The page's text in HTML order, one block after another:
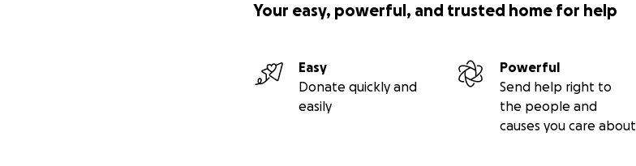
Your easy, powerful, and trusted home for help
Easy
Donate quickly and
easily
Powerful
Send help right to
the people and
causes you care about